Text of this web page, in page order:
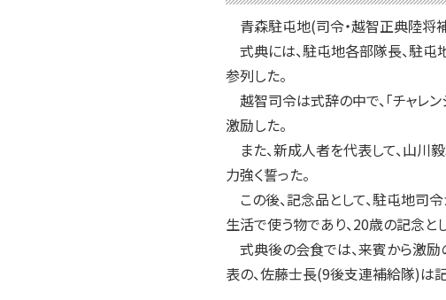
青森駐屯地(司令・越智正典陸将
式典には、駐屯地各部隊長、駐
参列した。
越智司令は式辞の中で、「チャレ
激励した。
また、新成人者を代表して、山川
力強く誓った。
この後、記念品として、駐屯地司
生活で使う物であり、20歳の記念と
式典後の会食では、来賓から激
表の、佐藤士長(9後支連補給隊)は